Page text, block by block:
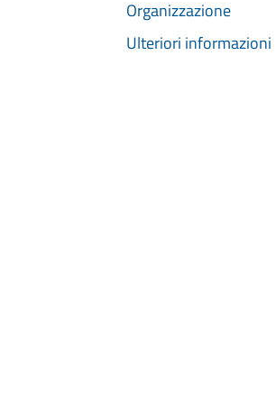
Organizzazione
Ulteriori informazioni